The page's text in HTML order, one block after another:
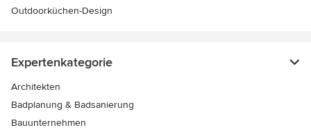
Outdoorküchen-Design
Expertenkategorie
Architekten
Badplanung & Badsanierung
Bauunternehmen